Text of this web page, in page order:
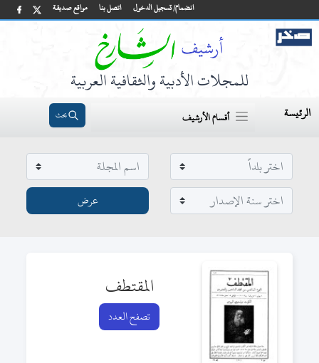
مواقع صديقة اتصل بنا انضمام/ تسجيل الدخول
للمجلات الأدبية والثقافية العربية
الرئيسة أقسام الأرشيف بحث
المقتطف
تصفح العدد